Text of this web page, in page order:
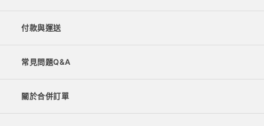
付款與運送
常見問題Q&A
關於合併訂單